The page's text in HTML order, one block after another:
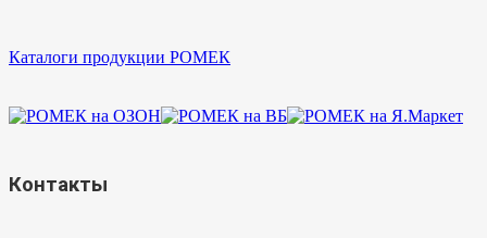
Каталоги продукции РОМЕК
Контакты